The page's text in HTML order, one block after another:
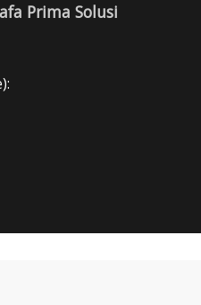
Prima Solusi